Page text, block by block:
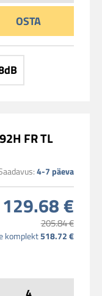
OSTA
FR TL
4-7 päeva
129.68 €
205.84 €
komplekt518.72 €